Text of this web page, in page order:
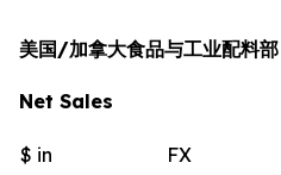
美国/加拿大食品与工业配料部
Net Sales
$ in
FX